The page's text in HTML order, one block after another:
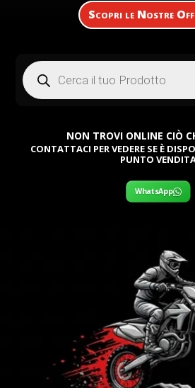
Scopri le Nostre
Products
search
NON TROVI ONLINE CIÒ
CONTATTACI PER VEDERE SE È
PUNTO
WhatsApp